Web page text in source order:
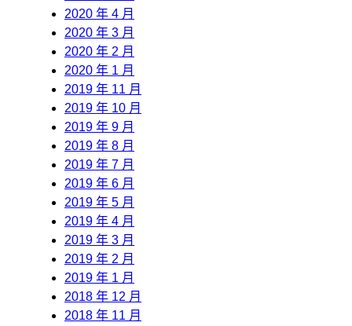
2020 年 4 月
2020 年 3 月
2020 年 2 月
2020 年 1 月
2019 年 11 月
2019 年 10 月
2019 年 9 月
2019 年 8 月
2019 年 7 月
2019 年 6 月
2019 年 5 月
2019 年 4 月
2019 年 3 月
2019 年 2 月
2019 年 1 月
2018 年 12 月
2018 年 11 月